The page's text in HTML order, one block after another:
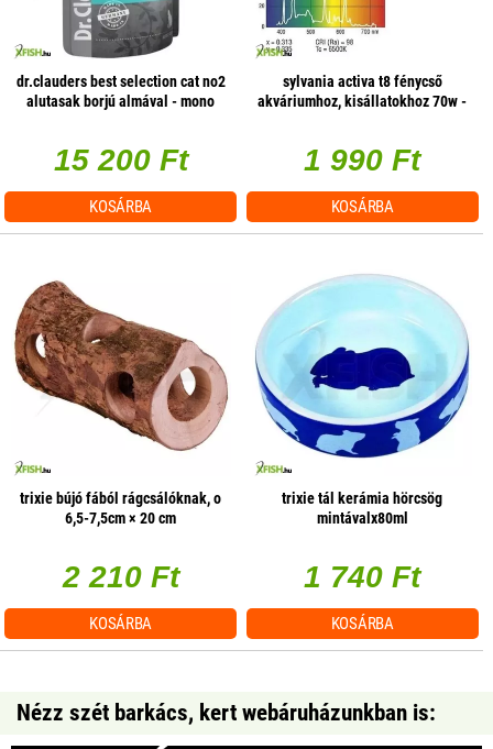
dr.clauders best selection cat no2
alutasak borjú almával - mono
15 200 Ft
KOSÁRBA
sylvania activa t8 fénycső
akváriumhoz, kisállatokhoz 70w -
1 990 Ft
KOSÁRBA
trixie bújó fából rágcsálóknak, o
6,5-7,5cm × 20 cm
2 210 Ft
KOSÁRBA
trixie tál kerámia hörcsög
mintávalx80ml
1 740 Ft
KOSÁRBA
Nézz szét barkács, kert webáruházunkban is: